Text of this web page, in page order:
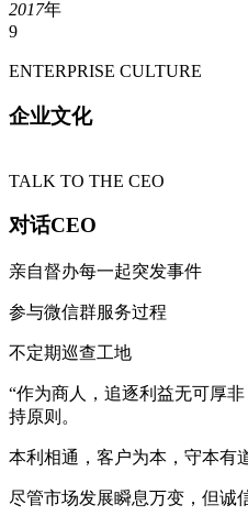
2017年
9
ENTERPRISE CULTURE
企业文化
TALK TO THE CEO
对话CEO
亲自督办每一起突发事件
参与微信群服务过程
不定期巡查工地
“作为商人，追逐利益无可厚
持原则。
本利相通，客户为本，守本有
尽管市场发展瞬息万变，但诚